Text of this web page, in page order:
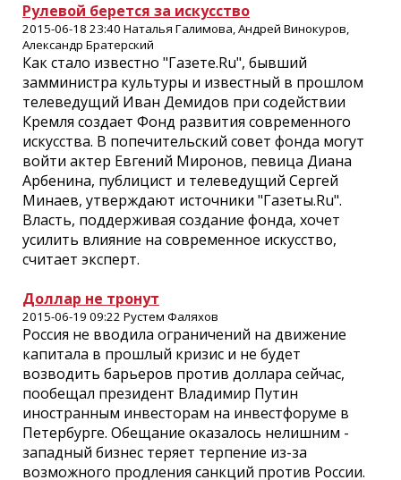
Рулевой берется за искусство
2015-06-18 23:40 Наталья Галимова, Андрей Винокуров,
Александр Братерский
Как стало известно "Газете.Ru", бывший
замминистра культуры и известный в прошлом
телеведущий Иван Демидов при содействии
Кремля создает Фонд развития современного
искусства. В попечительский совет фонда могут
войти актер Евгений Миронов, певица Диана
Арбенина, публицист и телеведущий Сергей
Минаев, утверждают источники "Газеты.Ru".
Власть, поддерживая создание фонда, хочет
усилить влияние на современное искусство,
считает эксперт.
Доллар не тронут
2015-06-19 09:22 Рустем Фаляхов
Россия не вводила ограничений на движение
капитала в прошлый кризис и не будет
возводить барьеров против доллара сейчас,
пообещал президент Владимир Путин
иностранным инвесторам на инвестфоруме в
Петербурге. Обещание оказалось нелишним -
западный бизнес теряет терпение из-за
возможного продления санкций против России.